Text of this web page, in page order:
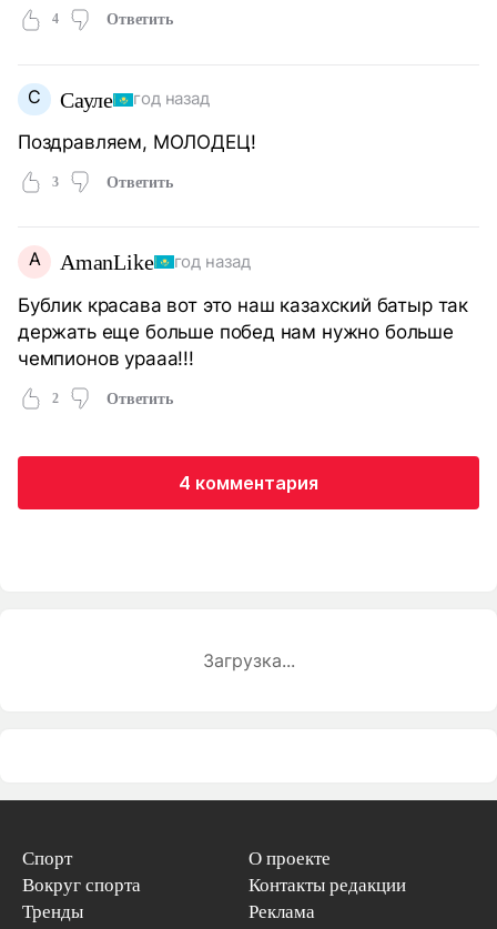
4 Ответить
С Сауле год назад
Поздравляем, МОЛОДЕЦ!
3 Ответить
A AmanLike год назад
Бублик красава вот это наш казахский батыр так
держать еще больше побед нам нужно больше
чемпионов урааа!!!
2 Ответить
4 комментария
Загрузка...
Спорт
Вокруг спорта
Тренды
О проекте
Контакты редакции
Реклама